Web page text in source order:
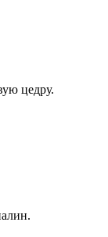
цедру.